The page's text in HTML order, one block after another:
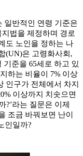
일반적인 연령 기준은
법을 제정하며 경로
도 노인을 정하는 나
(UN)은 고령화사회,
준을 65세로 하고 있
하는 비율이 7% 이상
인구가 전체에서 차지
이상까지 치솟으면
?’라는 질문은 이제
조금 바꿔보면 난이
인일까?